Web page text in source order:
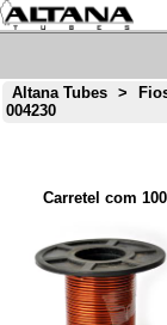
Altana Tubes >
004230
Carretel com